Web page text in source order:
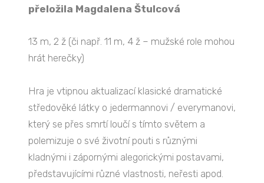
přeložila Magdalena Štulcová
13 m, 2 ž (či např. 11 m, 4 ž – mužské role mohou
hrát herečky)
Hra je vtipnou aktualizací klasické dramatické
středověké látky o jedermannovi / everymanovi,
který se přes smrtí loučí s tímto světem a
polemizuje o své životní pouti s různými
kladnými i zápornými alegorickými postavami,
představujícími různé vlastnosti, neřesti apod.